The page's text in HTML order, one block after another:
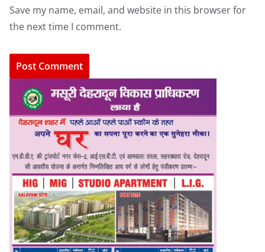
Save my name, email, and website in this browser for
the next time I comment.